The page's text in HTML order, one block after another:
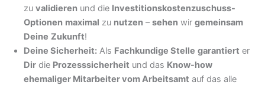
zu validieren und die Investitionskostenzuschuss-
Optionen maximal zu nutzen –sehen wir gemeinsam
Deine Zukunft!
Deine Sicherheit: Als Fachkundige Stelle garantiert er
Dir die Prozesssicherheit und das Know-how
ehemaliger Mitarbeiter vom Arbeitsamt auf das alle